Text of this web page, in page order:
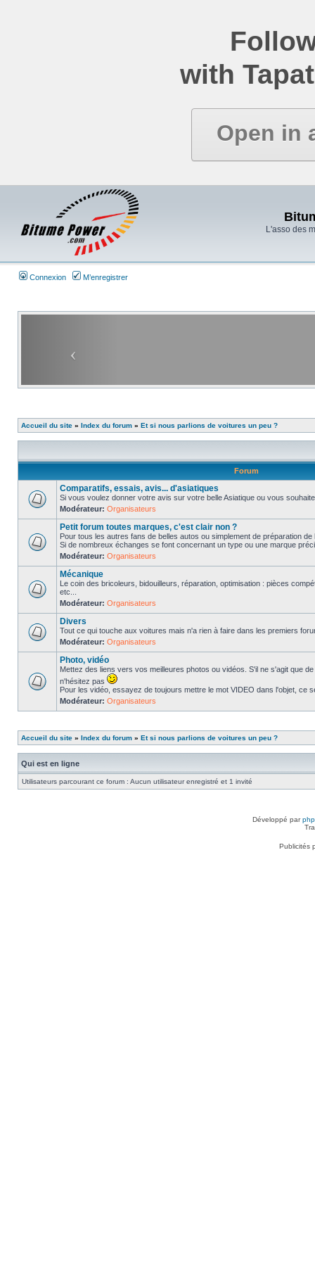
with
Open in
L'asso des
Connexion M’enregistrer
Accueil du site » Index du forum » Et si nous parlions de voitures un peu ?
Forum
Comparatifs, essais, avis... d'asiatiques
Si vous voulez donner votre avis sur votre belle Asiatique ou vous
Modérateur: Organisateurs
Petit forum toutes marques, c'est clair non ?
Pour tous les autres fans de belles autos ou simplement de préparation de
Si de nombreux échanges se font concernant un type ou une marque
Modérateur: Organisateurs
Mécanique
Le coin des bricoleurs, bidouilleurs, réparation, optimisation : pièces
etc...
Modérateur: Organisateurs
Divers
Tout ce qui touche aux voitures mais n'a rien à faire dans les premiers
Modérateur: Organisateurs
Photo, vidéo
Mettez des liens vers vos meilleures photos ou vidéos. S'il ne s'agit que
n'hésitez pas
Pour les vidéo, essayez de toujours mettre le mot VIDEO dans l'objet, ce
Modérateur: Organisateurs
Accueil du site » Index du forum » Et si nous parlions de voitures un peu ?
Qui est en ligne
Utilisateurs parcourant ce forum : Aucun utilisateur enregistré et 1 invité
Développé par
Publicités